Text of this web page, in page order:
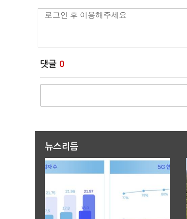
댓글 0
뉴스리듬